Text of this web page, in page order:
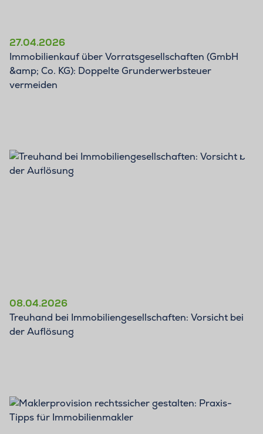
27.04.2026
Immobilienkauf über Vorratsgesellschaften (GmbH
&amp; Co. KG): Doppelte Grunderwerbsteuer
vermeiden
BLOG
08.04.2026
Treuhand bei Immobiliengesellschaften: Vorsicht bei
der Auflösung
BLOG